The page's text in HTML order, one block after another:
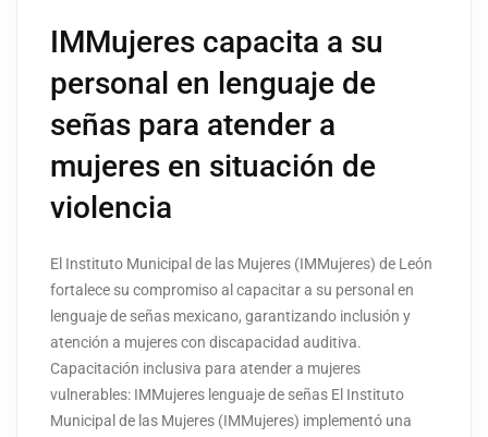
IMMujeres capacita a su
personal en lenguaje de
señas para atender a
mujeres en situación de
violencia
El Instituto Municipal de las Mujeres (IMMujeres) de León
fortalece su compromiso al capacitar a su personal en
lenguaje de señas mexicano, garantizando inclusión y
atención a mujeres con discapacidad auditiva.
Capacitación inclusiva para atender a mujeres
vulnerables: IMMujeres lenguaje de señas El Instituto
Municipal de las Mujeres (IMMujeres) implementó una